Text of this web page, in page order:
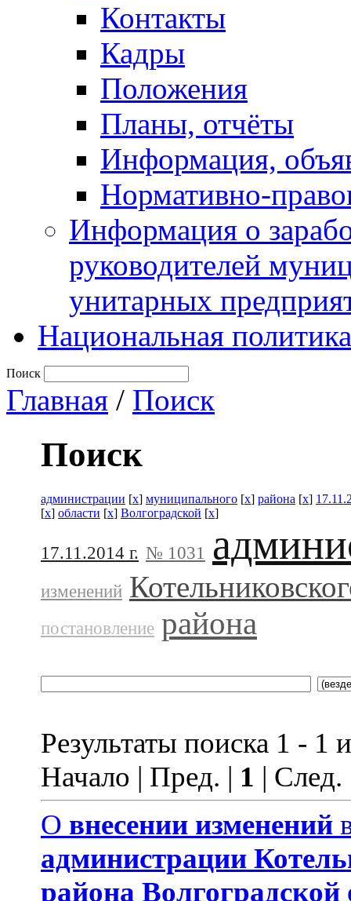
Контакты
Кадры
Положения
Планы, отчёты
Информация,
Нормативно-
Информация о
руководителей
унитарных
Национальная политика
Поиск
Главная / Поиск
Поиск
администрации [x] муниципального [x] района [x]
[x] области [x] Волгоградской [x]
17.11.2014 г. № 1031
изменений
постановление района
Результаты поиска 1 - 1
Начало | Пред. | 1 |
О внесении изменений
администрации
района Волгоградской